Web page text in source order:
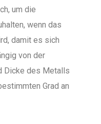
um die
wenn das
damit es sich
von der
Dicke des Metalls
Grad an